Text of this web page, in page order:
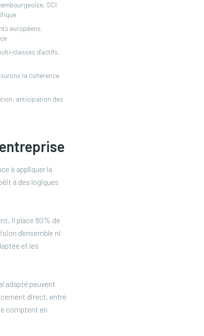
SCI
européens,
classes d'actifs,
la cohérence
anticipation des
à appliquer la
à des logiques
Il place 80% de
d'ensemble ni
et les
adapté peuvent
direct, entre
comptent en